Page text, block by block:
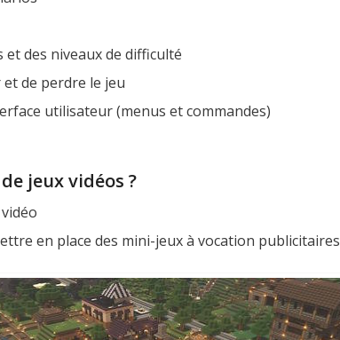
et des niveaux de difficulté
de perdre le jeu
utilisateur (menus et commandes)
jeux vidéos ?
en place des mini-jeux à vocation publicitaires